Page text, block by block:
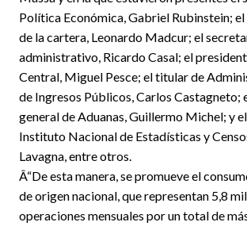
Política Económica, Gabriel Rubinstein; el
de la cartera, Leonardo Madcur; el
administrativo, Ricardo Casal; el
Central, Miguel Pesce; el titular de
de Ingresos Públicos, Carlos Castagneto;
general de Aduanas, Guillermo Michel; y
Instituto Nacional de Estadísticas y
Lavagna, entre otros.
Â“De esta manera, se promueve el
de origen nacional, que representan 5,8
operaciones mensuales por un total de